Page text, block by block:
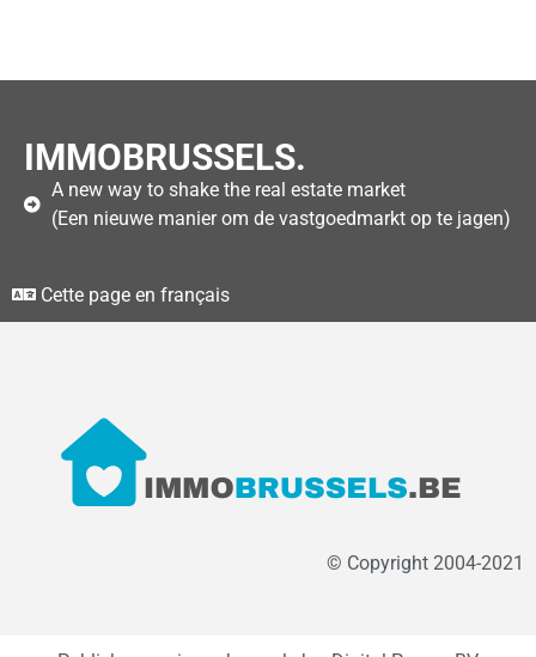
IMMOBRUSSELS.
A new way to shake the real estate market
(Een nieuwe manier om de vastgoedmarkt op te jagen)
Cette page en français
© Copyright 2004-2021